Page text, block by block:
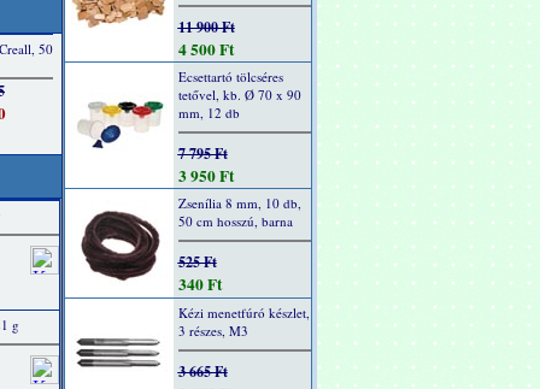
g
11 900 Ft
4 500 Ft
Ecsettartó tölcséres
tetővel, kb. Ø 70 x 90
mm, 12 db
7 795 Ft
3 950 Ft
Zsenília 8 mm, 10 db,
50 cm hosszú, barna
525 Ft
340 Ft
Kézi menetfúró készlet,
3 részes, M3
3 665 Ft